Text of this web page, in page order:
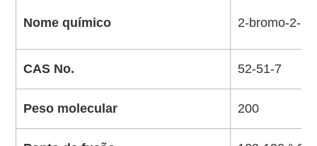
Nome químico 2-bromo-2-
CAS No. 52-51-7
Peso molecular 200